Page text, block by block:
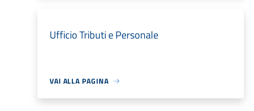
Ufficio Tributi e Personale
VAI ALLA PAGINA